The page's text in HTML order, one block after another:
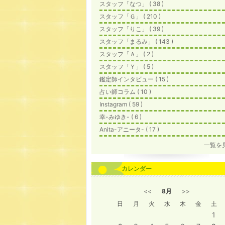
スタッフ「なつ」 ( 38 )
スタッフ「Ｇ」 ( 210 )
スタッフ「りこ」 ( 39 )
スタッフ「まるみ」 ( 143 )
スタッフ「Ａ」 ( 2 )
スタッフ「Ｙ」 ( 5 )
鑑定師インタビュー ( 15 )
占い師コラム ( 10 )
Instagram ( 59 )
幸-みゆき- ( 6 )
Anita-アニータ- ( 17 )
一覧を
カレンダー
<< 8月
>>
日
月 火 水 木 金 土
1